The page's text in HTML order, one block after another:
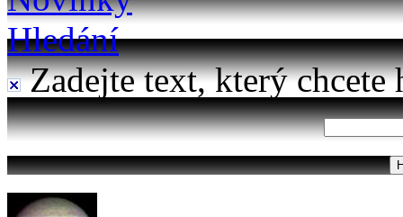
Hledání
Zadejte text, který chcete